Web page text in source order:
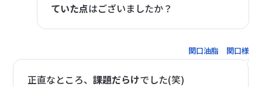
ていた点はございましたか？
関口油脂 関口様
正直なところ、課題だらけでした(笑)